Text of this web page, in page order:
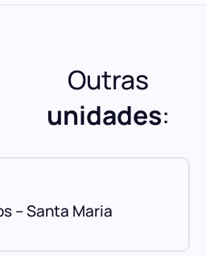
Outras
unidades:
– Santa Maria